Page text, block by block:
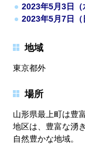
2023年5月3日（
2023年5月7日（
地域
東京都外
場所
山形県最上町は豊
地区は、豊富な湧
自然豊かな地域。